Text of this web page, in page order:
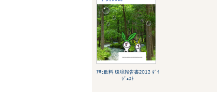
ｱｻﾋ飲料 環境報告書2013 ﾀﾞｲ
ｼﾞｪｽﾄ